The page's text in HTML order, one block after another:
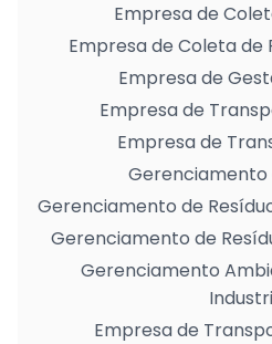
Empresa de
Empresa de Coleta de
Empresa de
Empresa de
Empresa de
Gerenciamento
Gerenciamento de
Gerenciamento de
Gerenciamento
Empresa de